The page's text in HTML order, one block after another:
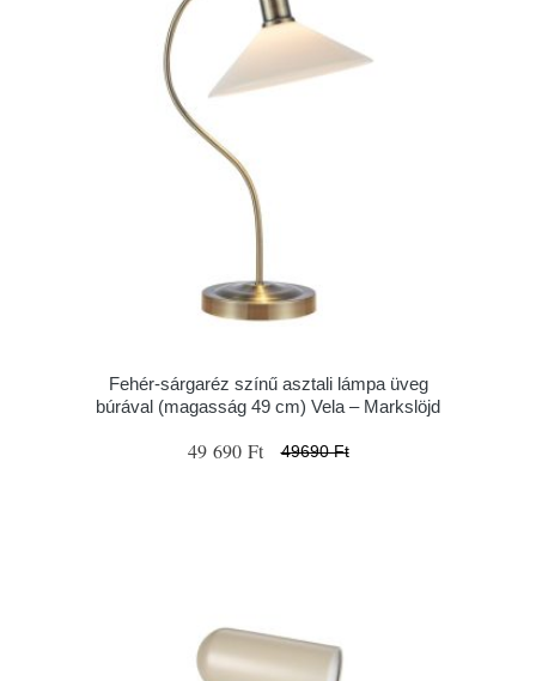
Fehér-sárgaréz színű asztali lámpa üveg
búrával (magasság 49 cm) Vela – Markslöjd
49 690 Ft 49690 Ft